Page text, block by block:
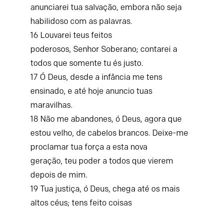
anunciarei tua salvação, embora não seja
habilidoso com as palavras.
16 Louvarei teus feitos
poderosos, SenhorSoberano; contarei a
todos que somente tu és justo.
17 Ó Deus, desde a infância me tens
ensinado, e até hoje anuncio tuas
maravilhas.
18 Não me abandones, ó Deus, agora que
estou velho, de cabelos brancos. Deixe-me
proclamar tua força a esta nova
geração, teu poder a todos que vierem
depois de mim.
19 Tua justiça, ó Deus, chega até os mais
altos céus; tens feito coisas